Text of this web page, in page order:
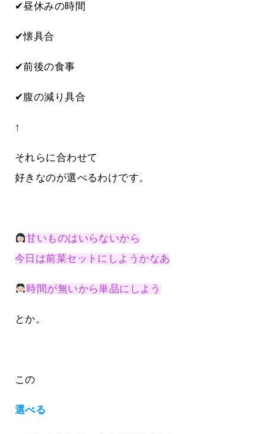
✔昼休みの時間
✔懐具合
✔前後の食事
✔腹の減り具合
↑
それらに合わせて
好きなのが選べるわけです。
甘いものはいらないから
今日は前菜セットにしようかなあ
時間が無いから単品にしよう
とか。
この
選べる